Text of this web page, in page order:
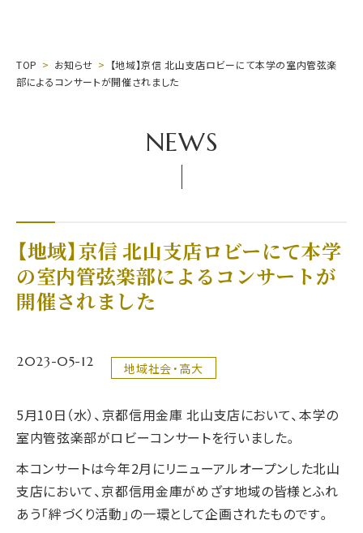
TOP お知らせ
【地域】京信 北山支店ロビーにて本学の室内管弦楽
部によるコンサートが開催されました
NEWS
【地域】京信 北山支店ロビーにて本学
の室内管弦楽部によるコンサートが
開催されました
2023-05-12 地域社会・高大
5月10日（水）、京都信用金庫 北山支店において、本学の
室内管弦楽部がロビーコンサートを行いました。
本コンサートは今年2月にリニューアルオープンした北山
支店において、京都信用金庫がめざす地域の皆様とふれ
あう「絆づくり活動」の一環として企画されたものです。